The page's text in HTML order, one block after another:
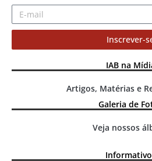
Inscrever-
IAB na
Artigos, Matérias e
Galeria de
Veja nossos